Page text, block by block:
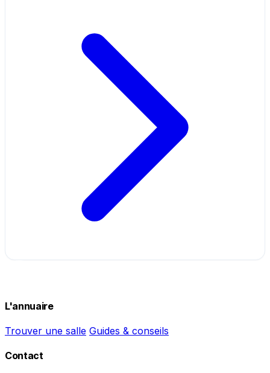
L'annuaire
Trouver une salle Guides & conseils
Contact